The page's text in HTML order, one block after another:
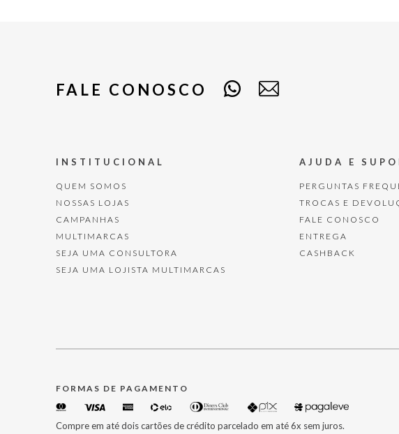
FALE CONOSCO
INSTITUCIONAL
QUEM SOMOS
NOSSAS LOJAS
CAMPANHAS
MULTIMARCAS
SEJA UMA CONSULTORA
SEJA UMA LOJISTA MULTIMARCAS
AJUDA E
PERGUNTAS
TROCAS E
FALE CONOSCO
ENTREGA
CASHBACK
FORMAS DE PAGAMENTO
Compre em até dois cartões de crédito parcelado em até 6x sem juros.